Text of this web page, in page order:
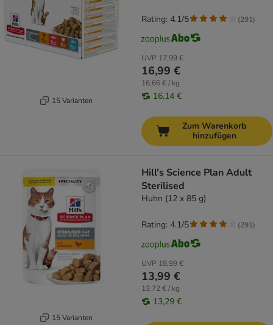
15 Varianten
UVP 17,99 €
16,99 €
16,66 € / kg
16,14 €
Rating: 4.1/5 (291)
Zum Warenkorb
hinzufügen
15 Varianten
Hill's Science Plan Adult
Sterilised
Huhn (12 x 85 g)
UVP 18,99 €
13,99 €
13,72 € / kg
13,29 €
Rating: 4.1/5 (291)